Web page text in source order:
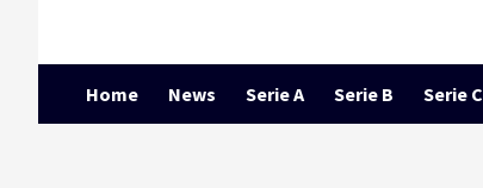
Home News Serie A Serie B Serie C